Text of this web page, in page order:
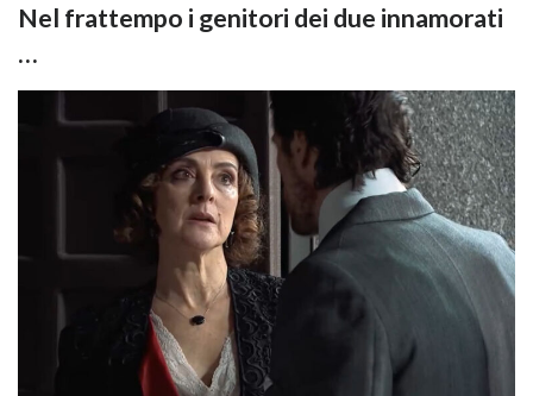
Nel frattempo i genitori dei due innamorati
…